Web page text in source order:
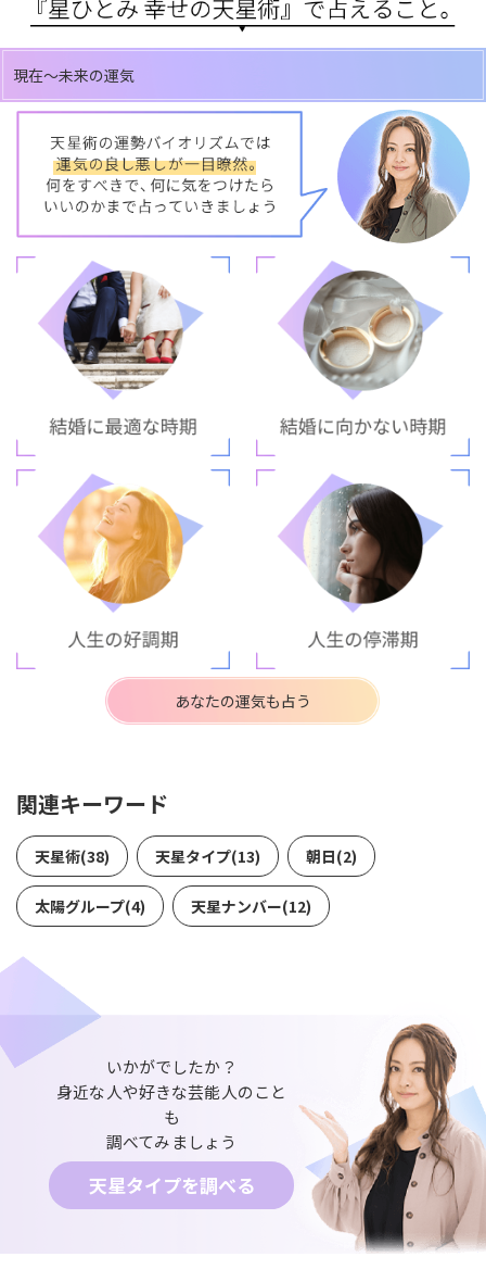
現在～未来の運気
あなたの運気も占う
関連キーワード
天星術(38) 天星タイプ(13) 朝日(2)
太陽グループ(4) 天星ナンバー(12)
いかがでしたか？
身近な人や好きな芸能人のこと
も
調べてみましょう
天星タイプを調べる